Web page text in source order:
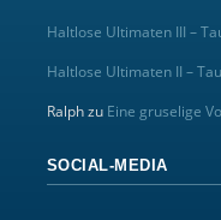
Haltlose Ultimaten III –
Haltlose Ultimaten II –
Ralphzu Eine gruselige
SOCIAL-MEDIA